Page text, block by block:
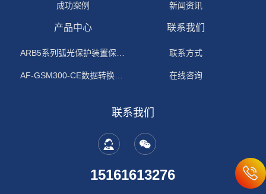
成功案例 新闻资讯
产品中心
ARB5系列弧光保护装置保护功能原理
AF-GSM300-CE数据转换模块
联系我们
联系方式
在线咨询
联系我们
15161613276